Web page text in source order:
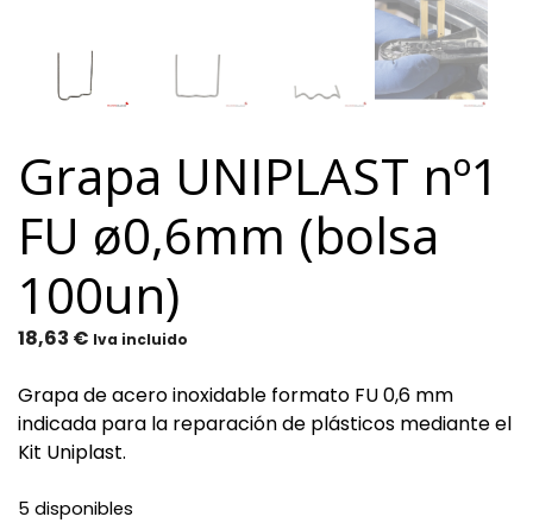
Grapa UNIPLAST nº1
FU ø0,6mm (bolsa
100un)
18,63 € Iva incluido
Grapa de acero inoxidable formato FU 0,6 mm
indicada para la reparación de plásticos mediante el
Kit Uniplast.
5 disponibles